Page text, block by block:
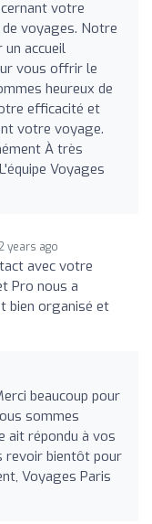
votre
voyages. Notre
accueil
vous offrir le
heureux de
efficacité et
votre voyage.
À très
Voyages
years ago
avec votre
Pro nous a
bien organisé et
beaucoup pour
sommes
ait répondu à vos
revoir bientôt pour
Voyages Paris